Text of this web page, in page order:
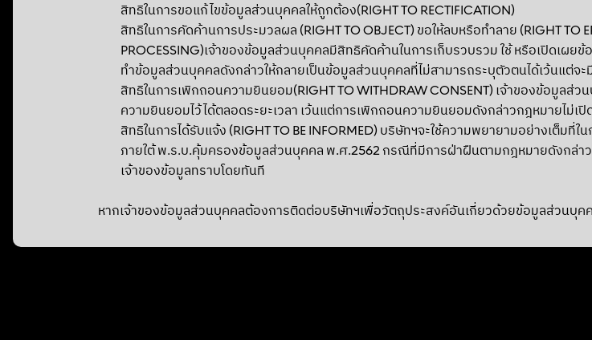
สิทธิในการขอแก้ไขข้อมูลส่วนบุคคลให้ถูกต้อง(RIGHT TO RECTIFICATION)
สิทธิในการคัดค้านการประมวลผล (RIGHT TO OBJECT) ขอให้ลบหรือทำลาย (RIGHT TO
PROCESSING)เจ้าของข้อมูลส่วนบุคคลมีสิทธิคัดค้านในการเก็บรวบรวม ใช้ หรือเปิดเ
ทำข้อมูลส่วนบุคคลดังกล่าวให้กลายเป็นข้อมูลส่วนบุคคลที่ไม่สามารถระบุตัวตนได้เว้นแต่จ
สิทธิในการเพิกถอนความยินยอม(RIGHT TO WITHDRAW CONSENT) เจ้าของข้อมูล
ความยินยอมไว้ได้ตลอดระยะเวลา เว้นแต่การเพิกถอนความยินยอมดังกล่าวกฎหมายไม่เปิ
สิทธิในการได้รับแจ้ง (RIGHT TO BE INFORMED) บริษัทฯจะใช้ความพยายามอย่างเต็
ภายใต้ พ.ร.บ.คุ้มครองข้อมูลส่วนบุคคล พ.ศ.2562 กรณีที่มีการฝ่าฝืนตามกฎหมายดังกล่า
เจ้าของข้อมูลทราบโดยทันที
หากเจ้าของข้อมูลส่วนบุคคลต้องการติดต่อบริษัทฯเพื่อวัตถุประสงค์อันเกี่ยวด้วยข้อมูลส่วน